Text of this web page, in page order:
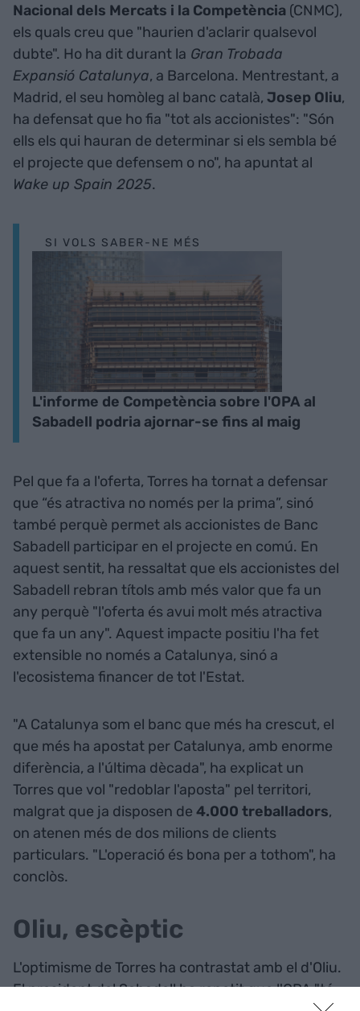
Nacional dels Mercats i la Competència (CNMC),
els quals creu que "haurien d'aclarir qualsevol
dubte". Ho ha dit durant la Gran Trobada
Expansió Catalunya, a Barcelona. Mentrestant, a
Madrid, el seu homòleg al banc català, Josep Oliu,
ha defensat que ho fia "tot als accionistes": "Són
ells els qui hauran de determinar si els sembla bé
el projecte que defensem o no", ha apuntat al
Wake up Spain 2025.
SI VOLS SABER-NE MÉS
L'informe de Competència sobre l'OPA al
Sabadell podria ajornar-se fins al maig
Pel que fa a l'oferta, Torres ha tornat a defensar
que “és atractiva no només per la prima”, sinó
també perquè permet als accionistes de Banc
Sabadell participar en el projecte en comú. En
aquest sentit, ha ressaltat que els accionistes del
Sabadell rebran títols amb més valor que fa un
any perquè "l'oferta és avui molt més atractiva
que fa un any". Aquest impacte positiu l'ha fet
extensible no només a Catalunya, sinó a
l'ecosistema financer de tot l'Estat.
"A Catalunya som el banc que més ha crescut, el
que més ha apostat per Catalunya, amb enorme
diferència, a l'última dècada", ha explicat un
Torres que vol "redoblar l'aposta" pel territori,
malgrat que ja disposen de 4.000 treballadors,
on atenen més de dos milions de clients
particulars. "L'operació és bona per a tothom", ha
conclòs.
Oliu, escèptic
L'optimisme de Torres ha contrastat amb el d'Oliu.
El president del Sabadell ha repetit que l'OPA "té